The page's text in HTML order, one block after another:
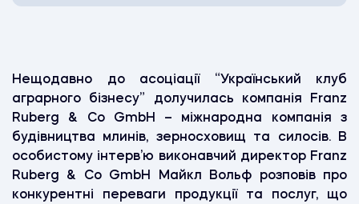
Нещодавно до асоціації “Український клуб
аграрного бізнесу” долучилась компанія Franz
Ruberg & Co GmbH – міжнародна компанія з
будівництва млинів, зерносховищ та силосів. В
особистому інтерв’ю виконавчий директор Franz
Ruberg & Co GmbH Майкл Вольф розповів про
конкурентні переваги продукції та послуг, що